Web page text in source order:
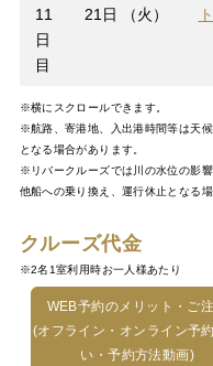
11
日
目
21日 （火）
※横にスクロールできます。
※航路、寄港地、入出港時間等は天
となる場合があります。
※リバークルーズでは川の水位の影
他船への乗り換え、運行休止となる場
クルーズ代金
※2名1室利用時お一人様あたり
WEB予約のメリット・ご
(オフライン・オンライン予
い・予約方法動画)